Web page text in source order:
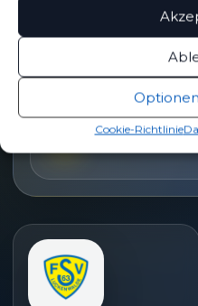
Cookie-Richtlinie
SPIELPLAN
Nächste Partien
PARTNER